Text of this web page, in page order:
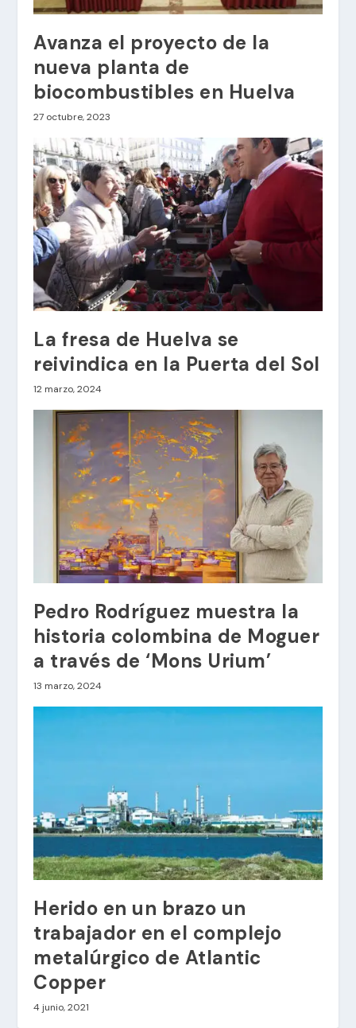
Avanza el proyecto de la
nueva planta de
biocombustibles en Huelva
27 octubre, 2023
La fresa de Huelva se
reivindica en la Puerta del Sol
12 marzo, 2024
Pedro Rodríguez muestra la
historia colombina de Moguer
a través de ‘Mons Urium’
13 marzo, 2024
Herido en un brazo un
trabajador en el complejo
metalúrgico de Atlantic
Copper
4 junio, 2021